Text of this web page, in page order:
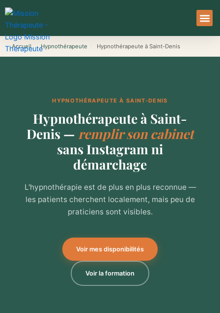
Aller
au
contenu
Accueil › Hypnothérapeute Hypnothérapeute à Saint-Denis
HYPNOTHÉRAPEUTE À SAINT-DENIS
Hypnothérapeute à Saint-
Denis — remplir son cabinet
sans Instagram ni
démarchage
L'hypnothérapie est de plus en plus reconnue —
les patients cherchent localement, mais peu de
praticiens sont visibles.
Voir mes disponibilités
Voir la formation